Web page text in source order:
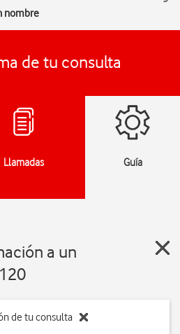
nombre
de tu consulta
Llamadas Guía
a un
de tu consulta